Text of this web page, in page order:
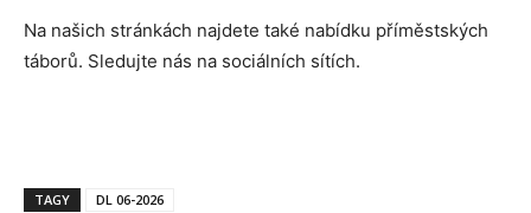
Na našich stránkách najdete také nabídku příměstských
táborů. Sledujte nás na sociálních sítích.
TAGY DL 06-2026